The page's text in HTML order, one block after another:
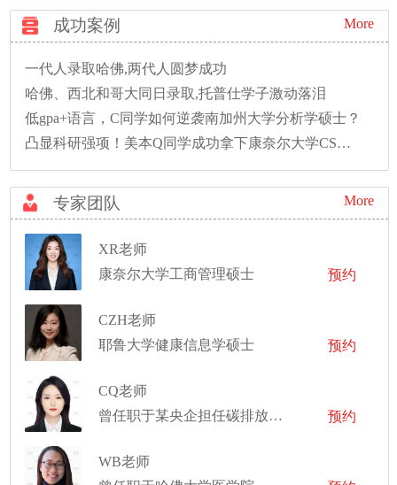
成功案例 More
一代人录取哈佛,两代人圆梦成功
哈佛、西北和哥大同日录取,托普仕学子激动落泪
低gpa+语言，C同学如何逆袭南加州大学分析学硕士？
凸显科研强项！美本Q同学成功拿下康奈尔大学CS硕士录取！
专家团队 More
XR老师
康奈尔大学工商管理硕士
预约
CZH老师
耶鲁大学健康信息学硕士
预约
CQ老师
曾任职于某央企担任碳排放管理师
预约
WB老师